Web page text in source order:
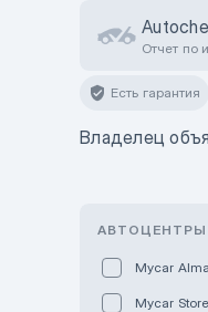
Отчет по
Есть гарантия
Владелец
АВТОЦЕНТРЫ
Mycar
Mycar Store